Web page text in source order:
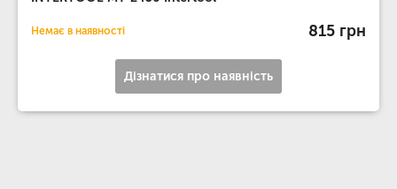
Немає в наявності 815 грн
Дізнатися про наявність